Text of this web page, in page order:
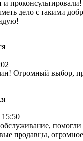
и
дело с такими
Огромный выбор,
15:50
помогли
продавцы,